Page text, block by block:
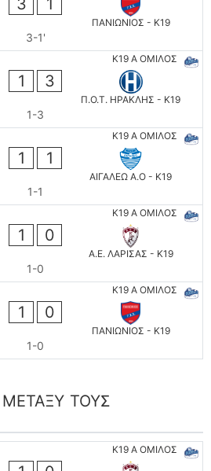
3 1
ΠΑΝΙΩΝΙΟΣ - K19
3-1'
K19 Α ΟΜΙΛΟΣ
1 3
Π.Ο.Τ. ΗΡΑΚΛΗΣ - K19
1-3
K19 Α ΟΜΙΛΟΣ
1 1
ΑΙΓΑΛΕΩ A.O - K19
1-1
K19 Α ΟΜΙΛΟΣ
1 0
Α.Ε. ΛΑΡΙΣΑΣ - K19
1-0
K19 Α ΟΜΙΛΟΣ
1 0
ΠΑΝΙΩΝΙΟΣ - K19
1-0
ΤΟΥΣ
K19 Α ΟΜΙΛΟΣ